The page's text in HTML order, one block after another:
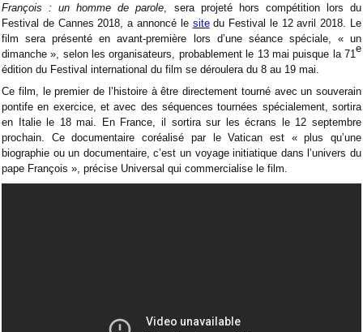
François : un homme de parole, sera projeté hors compétition lors du
Festival de Cannes 2018, a annoncé le sitedu Festival le 12 avril 2018. Le
film sera présenté en avant-première lors d’une séance spéciale, « un
dimanche », selon les organisateurs, probablement le 13 mai puisque la 71e
édition du Festival international du film se déroulera du 8 au 19 mai.
Ce film, le premier de l’histoire à être directement tourné avec un souverain
pontife en exercice, et avec des séquences tournées spécialement, sortira
en Italie le 18 mai. En France, il sortira sur les écrans le 12 septembre
prochain. Ce documentaire coréalisé par le Vatican est « plus qu’une
biographie ou un documentaire, c’est un voyage initiatique dans l’univers du
pape François », précise Universal qui commercialise le film.